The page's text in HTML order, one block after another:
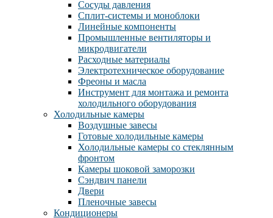
Сосуды давления
Cплит-системы и моноблоки
Линейные компоненты
Промышленные вентиляторы и
микродвигатели
Расходные материалы
Электротехническое оборудование
Фреоны и масла
Инструмент для монтажа и ремонта
холодильного оборудования
Холодильные камеры
Воздушные завесы
Готовые холодильные камеры
Холодильные камеры со стеклянным
фронтом
Камеры шоковой заморозки
Сэндвич панели
Двери
Пленочные завесы
Кондиционеры